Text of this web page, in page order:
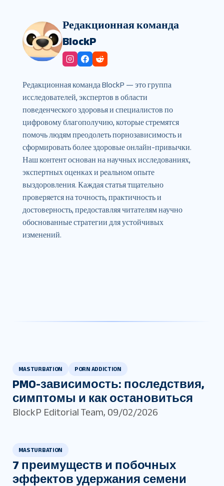
Редакционная команда
BlockP
Редакционная команда BlockP — это группа
исследователей, экспертов в области
поведенческого здоровья и специалистов по
цифровому благополучию, которые стремятся
помочь людям преодолеть порнозависимость и
сформировать более здоровые онлайн-привычки.
Наш контент основан на научных исследованиях,
экспертных оценках и реальном опыте
выздоровления. Каждая статья тщательно
проверяется на точность, практичность и
достоверность, предоставляя читателям научно
обоснованные стратегии для устойчивых
изменений.
MASTURBATION PORN ADDICTION
PMO-зависимость: последствия,
симптомы и как остановиться
BlockP Editorial Team, 09/02/2026
MASTURBATION
7 преимуществ и побочных
эффектов удержания семени